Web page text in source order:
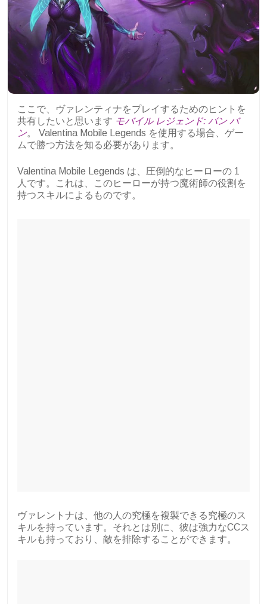
ここで、ヴァレンティナをプレイするためのヒントを
共有したいと思います モバイル レジェンド: バン バ
ン。 Valentina Mobile Legends を使用する場合、ゲー
ムで勝つ方法を知る必要があります。
Valentina Mobile Legends は、圧倒的なヒーローの 1
人です。これは、このヒーローが持つ魔術師の役割を
持つスキルによるものです。
ヴァレントナは、他の人の究極を複製できる究極のス
キルを持っています。それとは別に、彼は強力なCCス
キルも持っており、敵を排除することができます。